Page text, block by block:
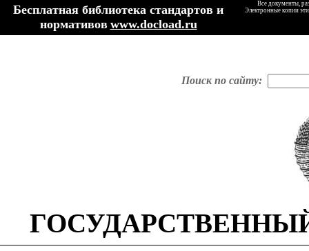
Бесплатная библиотека стандартов и
нормативов www.docload.ru
Все документы,
Электронные копии
Поиск по сайту: